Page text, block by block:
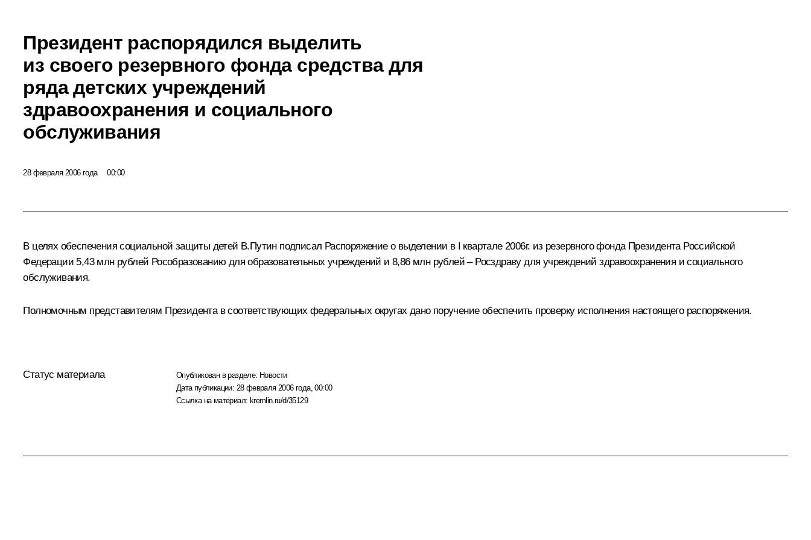
Президент распорядился выделить
из своего резервного фонда средства для
ряда детских учреждений
здравоохранения и социального
обслуживания
28 февраля 2006 года 00:00
В целях обеспечения социальной защиты детей В.Путин подписал Распоряжение о выделении в I квартале 2006г. из резервного фонда Президента Российской
Федерации 5,43 млн рублей Рособразованию для образовательных учреждений и 8,86 млн рублей – Росздраву для учреждений здравоохранения и социального
обслуживания.
Полномочным представителям Президента в соответствующих федеральных округах дано поручение обеспечить проверку исполнения настоящего распоряжения.
Статус материала Опубликован в разделе: Новости
Дата публикации: 28 февраля 2006 года, 00:00
Ссылка на материал: kremlin.ru/d/35129